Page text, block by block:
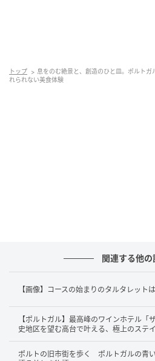
トップ
息をのむ絶景と、創造のひと皿。ポルト
れられない美食体験
関連する他の
【画像】コースの始まりのタルタレット
【ポルトガル】最高峰のワインホテル「
史地区を望む高台で叶える、極上のステイ
ポルトの旧市街を歩く ポルトガルの青